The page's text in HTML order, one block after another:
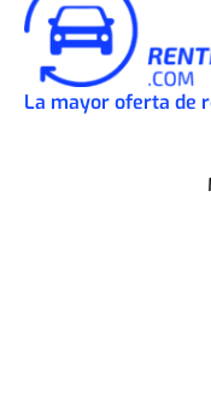
La mayor oferta de